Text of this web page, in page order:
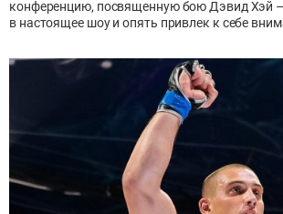
конференцию, посвященную бою Дэвид Хэй
внастоящее шоу и опять привлек к себе